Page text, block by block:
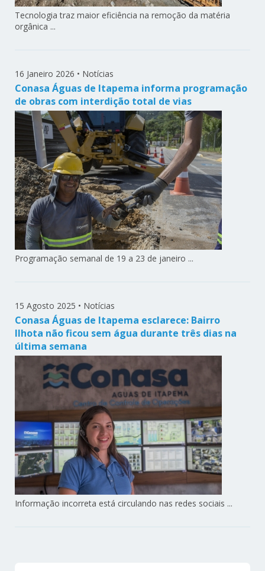
Tecnologia traz maior eficiência na remoção da matéria
orgânica ...
16 Janeiro 2026 • Notícias
Conasa Águas de Itapema informa programação
de obras com interdição total de vias
Programação semanal de 19 a 23 de janeiro ...
15 Agosto 2025 • Notícias
Conasa Águas de Itapema esclarece: Bairro
Ilhota não ficou sem água durante três dias na
última semana
Informação incorreta está circulando nas redes sociais ...